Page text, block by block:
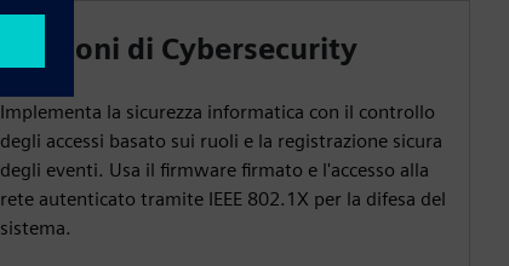
Funzioni di Cybersecurity
Implementa la sicurezza informatica con il controllo
degli accessi basato sui ruoli e la registrazione sicura
degli eventi. Usa il firmware firmato e l'accesso alla
rete autenticato tramite IEEE 802.1X per la difesa del
sistema.